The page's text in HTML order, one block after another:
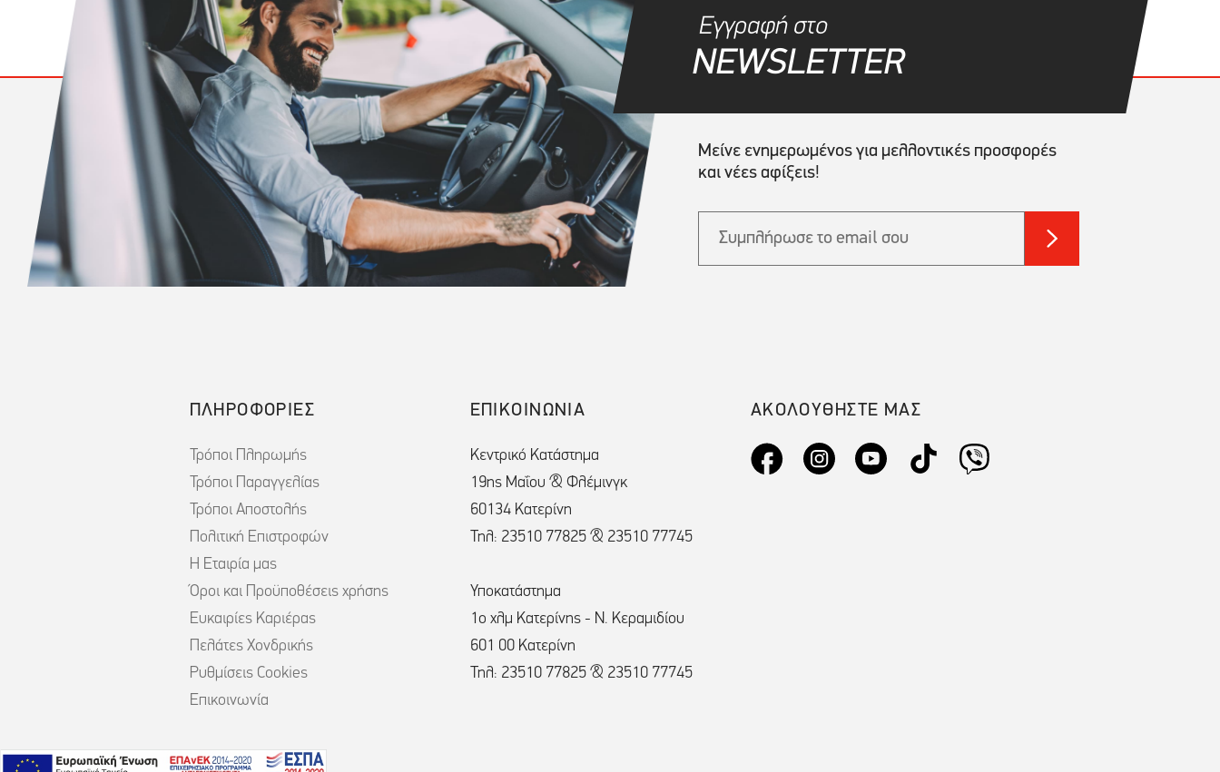
Εγγραφή στο
NEWSLETTER
Μείνε ενημερωμένος για μελλοντικές προσφορές
και νέες αφίξεις!
ΠΛΗΡΟΦΟΡΙΕΣ
Τρόποι Πληρωμής
Τρόποι Παραγγελίας
Τρόποι Αποστολής
Πολιτική Επιστροφών
Η Εταιρία μας
Όροι και Προϋποθέσεις χρήσης
Ευκαιρίες Καριέρας
Πελάτες Χονδρικής
Ρυθμίσεις Cookies
Επικοινωνία
ΕΠΙΚΟΙΝΩΝΙΑ
Κεντρικό Κατάστημα
19ης Μαΐου & Φλέμινγκ
60134 Κατερίνη
Τηλ: 23510 77825 & 23510 77745
Υποκατάστημα
1ο χλμ Κατερίνης - Ν. Κεραμιδίου
601 00 Κατερίνη
Τηλ: 23510 77825 & 23510 77745
ΑΚΟΛΟΥΘΗΣΤΕ ΜΑΣ